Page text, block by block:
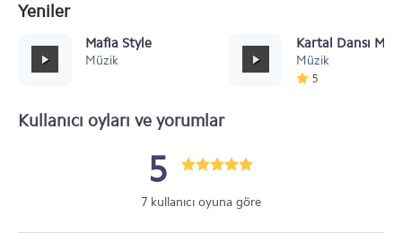
Yeniler
Mafia Style
Müzik
Kartal Dansı
Müzik
5
Kullanıcı oyları ve yorumlar
5
7 kullanıcı oyuna göre